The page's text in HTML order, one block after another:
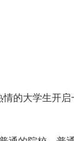
的大学生开